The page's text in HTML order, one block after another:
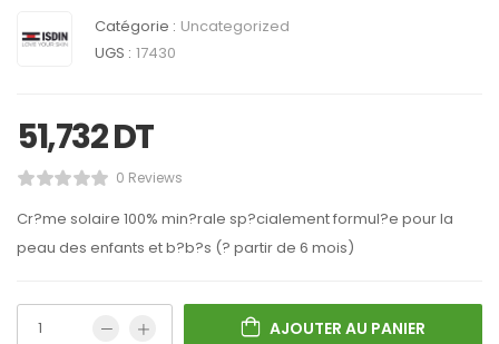
Catégorie : Uncategorized
UGS : 17430
51,732DT
0 Reviews
Cr?me solaire 100% min?rale sp?cialement formul?e pour la
peau des enfants et b?b?s (? partir de 6 mois)
AJOUTER AU PANIER